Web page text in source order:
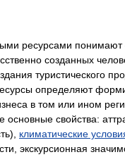
ресурсами понимают
созданных
туристического
определяют
в том или ином
свойства:
климатические
экскурсионная